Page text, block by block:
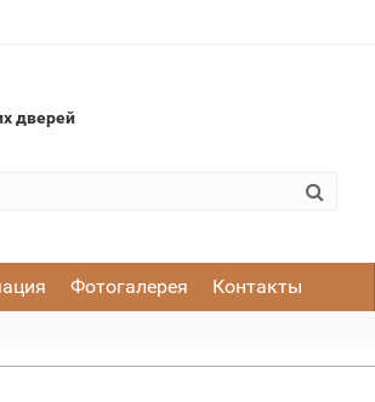
дверей
Фотогалерея Контакты